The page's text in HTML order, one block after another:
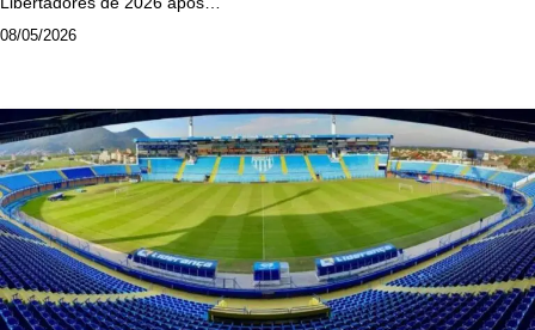
08/05/2026